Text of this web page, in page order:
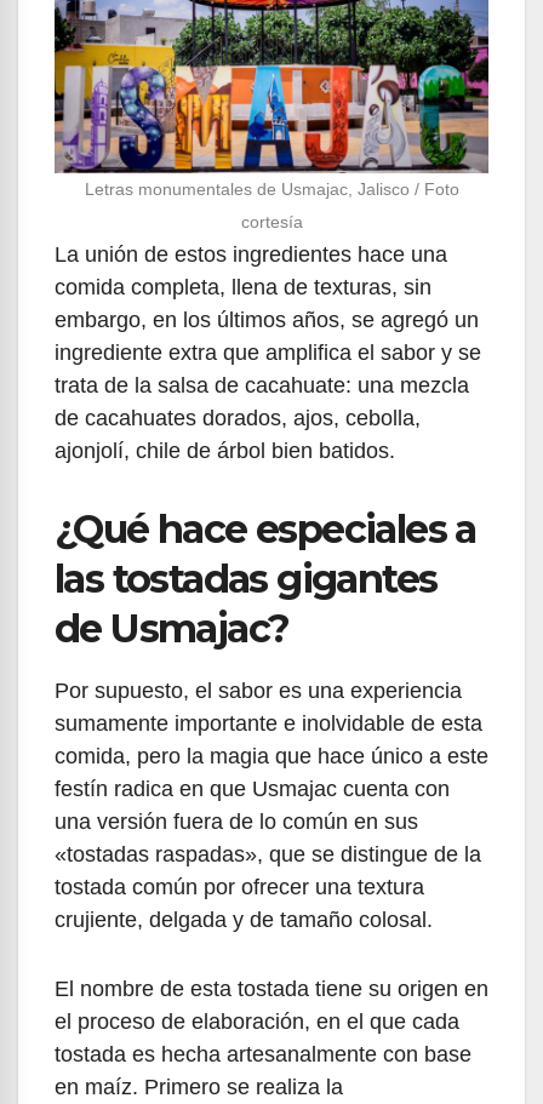
Letras monumentales de Usmajac, Jalisco / Foto
cortesía
La unión de estos ingredientes hace una
comida completa, llena de texturas, sin
embargo, en los últimos años, se agregó un
ingrediente extra que amplifica el sabor y se
trata de la salsa de cacahuate: una mezcla
de cacahuates dorados, ajos, cebolla,
ajonjolí, chile de árbol bien batidos.
¿Qué hace especiales a
las tostadas gigantes
de Usmajac?
Por supuesto, el sabor es una experiencia
sumamente importante e inolvidable de esta
comida, pero la magia que hace único a este
festín radica en que Usmajac cuenta con
una versión fuera de lo común en sus
«tostadas raspadas», que se distingue de la
tostada común por ofrecer una textura
crujiente, delgada y de tamaño colosal.
El nombre de esta tostada tiene su origen en
el proceso de elaboración, en el que cada
tostada es hecha artesanalmente con base
en maíz. Primero se realiza la